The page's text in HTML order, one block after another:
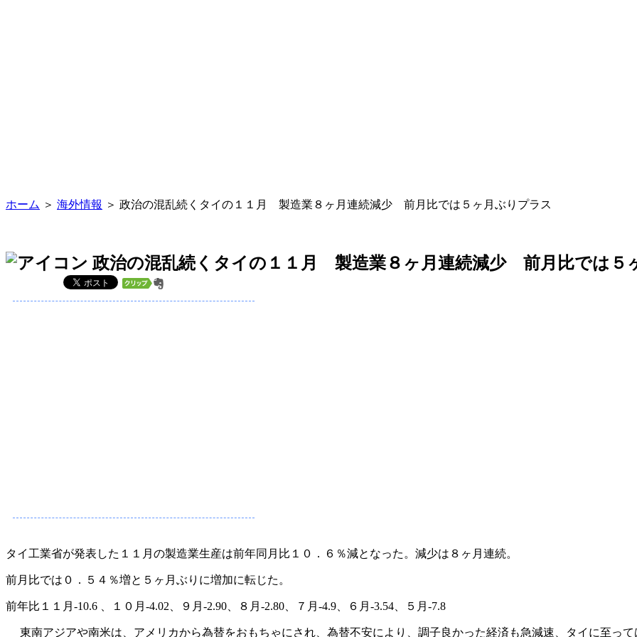
ホーム ＞ 海外情報 ＞ 政治の混乱続くタイの１１月 製造業８ヶ月連続減少 前月比では５ヶ月ぶりプラス
政治の混乱続くタイの１１月 製造業８ヶ月連続減少 前月比では５
タイ工業省が発表した１１月の製造業生産は前年同月比１０．６％減となった。減少は８ヶ月連続。
前月比では０．５４％増と５ヶ月ぶりに増加に転じた。
前年比１１月-10.6 、１０月-4.02、９月-2.90、８月-2.80、７月-4.9、６月-3.54、５月-7.8
東南アジアや南米は、アメリカから為替をおもちゃにされ、為替不安により、調子良かった経済も急減速、タイに至って